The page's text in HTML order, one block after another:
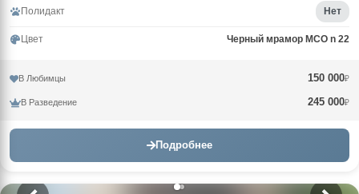
Полидакт Нет
Цвет Черный мрамор MCO n 22
В Любимцы 150 000₽
В Разведение 245 000₽
Подробнее